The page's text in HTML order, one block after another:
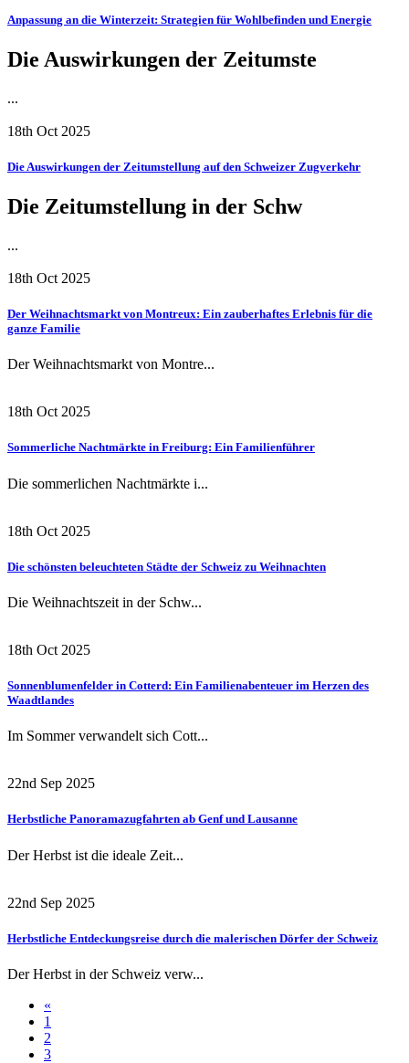
Anpassung an die Winterzeit: Strategien für Wohlbefinden und Energie
Die Auswirkungen der Zeitumste
...
18th Oct 2025
Die Auswirkungen der Zeitumstellung auf den Schweizer Zugverkehr
Die Zeitumstellung in der Schw
...
18th Oct 2025
Der Weihnachtsmarkt von Montreux: Ein zauberhaftes Erlebnis für die
ganze Familie
Der Weihnachtsmarkt von Montre...
18th Oct 2025
Sommerliche Nachtmärkte in Freiburg: Ein Familienführer
Die sommerlichen Nachtmärkte i...
18th Oct 2025
Die schönsten beleuchteten Städte der Schweiz zu Weihnachten
Die Weihnachtszeit in der Schw...
18th Oct 2025
Sonnenblumenfelder in Cotterd: Ein Familienabenteuer im Herzen des
Waadtlandes
Im Sommer verwandelt sich Cott...
22nd Sep 2025
Herbstliche Panoramazugfahrten ab Genf und Lausanne
Der Herbst ist die ideale Zeit...
22nd Sep 2025
Herbstliche Entdeckungsreise durch die malerischen Dörfer der Schweiz
Der Herbst in der Schweiz verw...
«
1
2
3